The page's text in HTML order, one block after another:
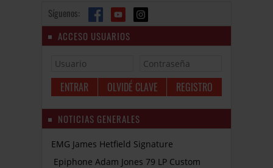
Síguenos:
ACCESO USUARIOS
OLVIDÉ CLAVE REGISTRO
NOTICIAS GENERALES
EMG James Hetfield Signature
Epiphone Adam Jones 79 LP Custom